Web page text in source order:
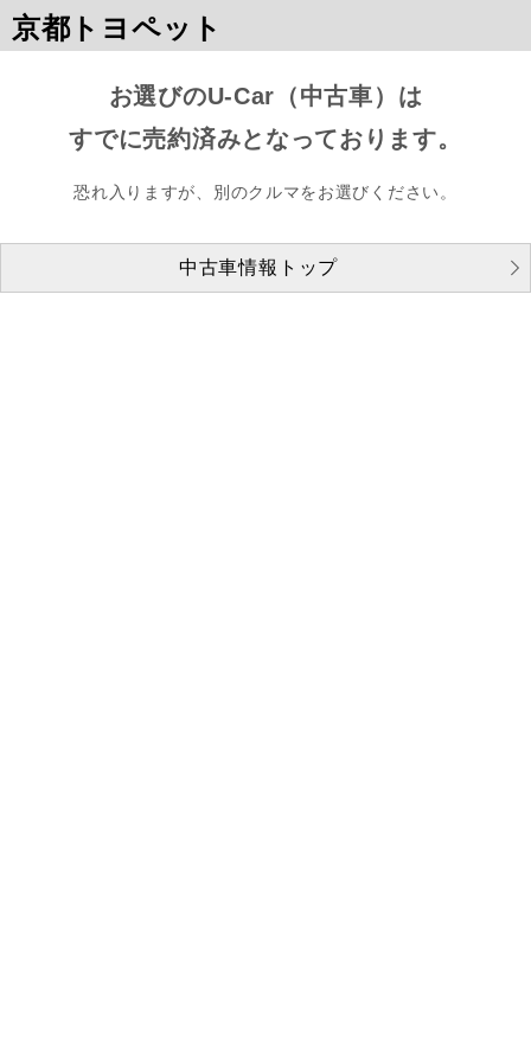
京都トヨペット
お選びのU-Car（中古車）は
すでに売約済みとなっております。
恐れ入りますが、別のクルマをお選びください。
中古車情報トップ